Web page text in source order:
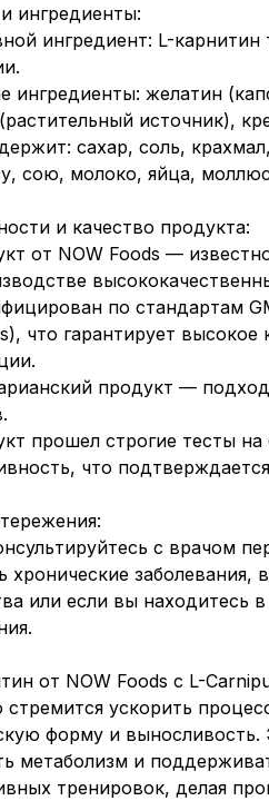
ингредиенты:
ингредиент: L-
ингредиенты: желатин
источник),
сахар, соль,
сою, молоко, яйца,
и качество продукта:
от NOW Foods —
по стандартам
что гарантирует высокое
продукт —
прошел строгие тесты на
что
с врачом
хронические заболевания,
или если вы находитесь
от NOW Foods с L-
стремится ускорить
форму и выносливость.
метаболизм и
тренировок, делая